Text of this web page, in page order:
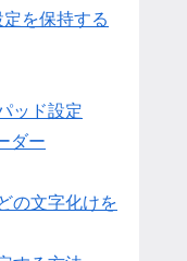
を保持する
ッド設定
ダー
の文字化けを